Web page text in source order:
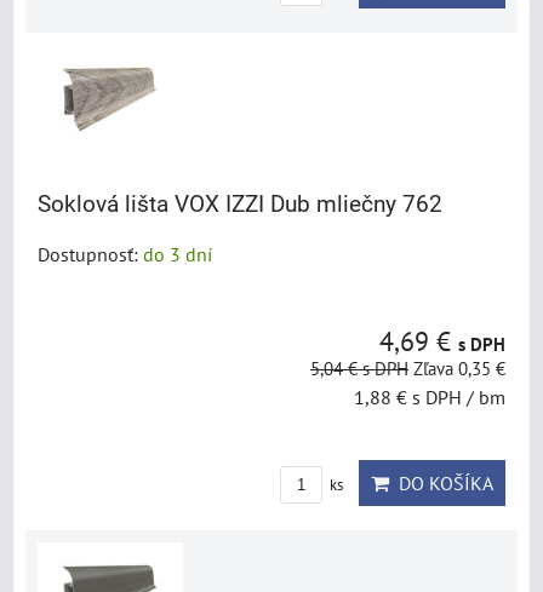
Soklová lišta VOX IZZI Dub mliečny 762
Dostupnosť: do 3 dní
4,69 € s DPH
5,04 €s DPH Zľava 0,35 €
1,88 € s DPH / bm
ks DO KOŠÍKA